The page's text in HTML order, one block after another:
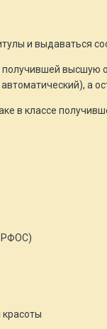
и выдаваться
получившей
а
в классе
РФОС)